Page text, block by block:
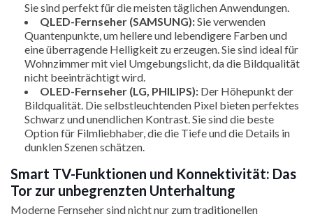
Sie sind perfekt für die meisten täglichen Anwendungen.
QLED-Fernseher (SAMSUNG):Sie verwenden
Quantenpunkte, um hellere und lebendigere Farben und
eine überragende Helligkeit zu erzeugen. Sie sind ideal für
Wohnzimmer mit viel Umgebungslicht, da die Bildqualität
nicht beeinträchtigt wird.
OLED-Fernseher (LG, PHILIPS): Der Höhepunkt der
Bildqualität. Die selbstleuchtenden Pixel bieten perfektes
Schwarz und unendlichen Kontrast. Sie sind die beste
Option für Filmliebhaber, die die Tiefe und die Details in
dunklen Szenen schätzen.
Smart TV-Funktionen und Konnektivität: Das
Tor zur unbegrenzten Unterhaltung
Moderne Fernseher sind nicht nur zum traditionellen